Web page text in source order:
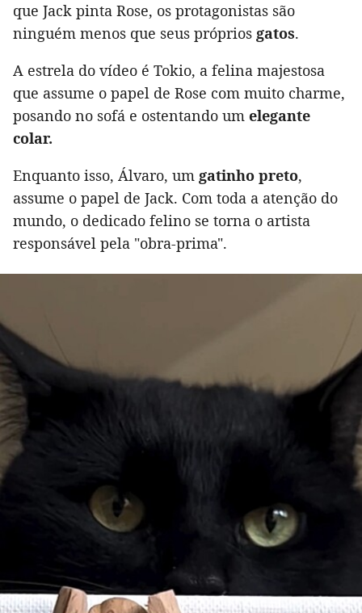
que Jack pinta Rose, os protagonistas são
ninguém menos que seus próprios gatos.
A estrela do vídeo é Tokio, a felina majestosa
que assume o papel de Rose com muito charme,
posando no sofá e ostentando um elegante
colar.
Enquanto isso, Álvaro, um gatinho preto,
assume o papel de Jack. Com toda a atenção do
mundo, o dedicado felino se torna o artista
responsável pela "obra-prima".